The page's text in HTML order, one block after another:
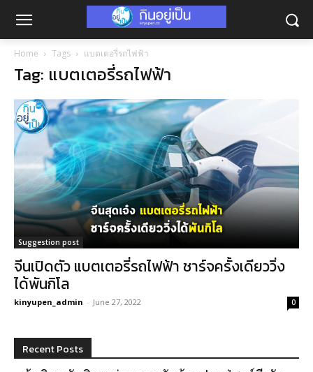
Home Tags แบตเตอรี่รถไฟฟ้า
Tag: แบตเตอรี่รถไฟฟ้า
Suggestion post
จีนเปิดตัว แบตเตอรี่รถไฟฟ้า ชาร์จครั้งเดียววิ่ง
ได้พันกิโล
kinyupen_admin - June 27, 2022 0
Recent Posts